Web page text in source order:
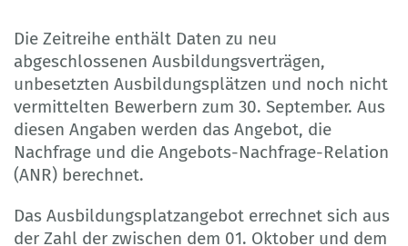
Die Zeitreihe enthält Daten zu neu
abgeschlossenen Ausbildungsverträgen,
unbesetzten Ausbildungsplätzen und noch nicht
vermittelten Bewerbern zum 30. September. Aus
diesen Angaben werden das Angebot, die
Nachfrage und die Angebots-Nachfrage-Relation
(ANR) berechnet.
Das Ausbildungsplatzangebot errechnet sich aus
der Zahl der zwischen dem 01. Oktober und dem